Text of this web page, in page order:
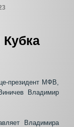
президент МФВ,
Владимир
Владимира